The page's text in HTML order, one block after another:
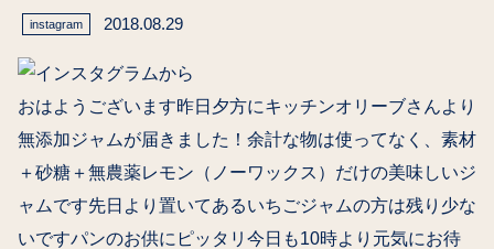
instagram 2018.08.29
おはようございます昨日夕方にキッチンオリーブさんより
無添加ジャムが届きました！余計な物は使ってなく、素材
＋砂糖＋無農薬レモン（ノーワックス）だけの美味しいジ
ャムです先日より置いてあるいちごジャムの方は残り少な
いですパンのお供にピッタリ今日も10時より元気にお待